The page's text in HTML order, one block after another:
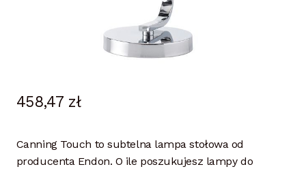
458,47 zł
Canning Touch to subtelna lampa stołowa od
producenta Endon. O ile poszukujesz lampy do